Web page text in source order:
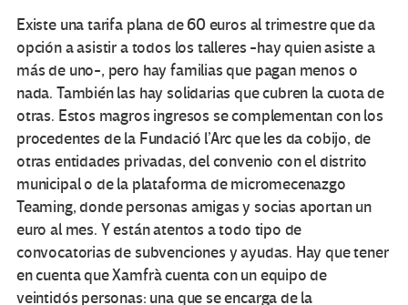
Existe una tarifa plana de 60 euros al trimestre que da
opción a asistir a todos los talleres -hay quien asiste a
más de uno-, pero hay familias que pagan menos o
nada. También las hay solidarias que cubren la cuota de
otras. Estos magros ingresos se complementan con los
procedentes de la Fundació l’Arc que les da cobijo, de
otras entidades privadas, del convenio con el distrito
municipal o de la plataforma de micromecenazgo
Teaming, donde personas amigas y socias aportan un
euro al mes. Y están atentos a todo tipo de
convocatorias de subvenciones y ayudas. Hay que tener
en cuenta que Xamfrà cuenta con un equipo de
veintidós personas: una que se encarga de la